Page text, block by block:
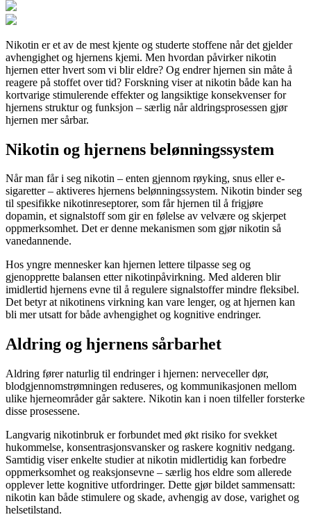
Nikotin er et av de mest kjente og studerte stoffene når det gjelder
avhengighet og hjernens kjemi. Men hvordan påvirker nikotin
hjernen etter hvert som vi blir eldre? Og endrer hjernen sin måte å
reagere på stoffet over tid? Forskning viser at nikotin både kan ha
kortvarige stimulerende effekter og langsiktige konsekvenser for
hjernens struktur og funksjon – særlig når aldringsprosessen gjør
hjernen mer sårbar.
Nikotin og hjernens belønningssystem
Når man får i seg nikotin – enten gjennom røyking, snus eller e-
sigaretter – aktiveres hjernens belønningssystem. Nikotin binder seg
til spesifikke nikotinreseptorer, som får hjernen til å frigjøre
dopamin, et signalstoff som gir en følelse av velvære og skjerpet
oppmerksomhet. Det er denne mekanismen som gjør nikotin så
vanedannende.
Hos yngre mennesker kan hjernen lettere tilpasse seg og
gjenopprette balansen etter nikotinpåvirkning. Med alderen blir
imidlertid hjernens evne til å regulere signalstoffer mindre fleksibel.
Det betyr at nikotinens virkning kan vare lenger, og at hjernen kan
bli mer utsatt for både avhengighet og kognitive endringer.
Aldring og hjernens sårbarhet
Aldring fører naturlig til endringer i hjernen: nerveceller dør,
blodgjennomstrømningen reduseres, og kommunikasjonen mellom
ulike hjerneområder går saktere. Nikotin kan i noen tilfeller forsterke
disse prosessene.
Langvarig nikotinbruk er forbundet med økt risiko for svekket
hukommelse, konsentrasjonsvansker og raskere kognitiv nedgang.
Samtidig viser enkelte studier at nikotin midlertidig kan forbedre
oppmerksomhet og reaksjonsevne – særlig hos eldre som allerede
opplever lette kognitive utfordringer. Dette gjør bildet sammensatt:
nikotin kan både stimulere og skade, avhengig av dose, varighet og
helsetilstand.